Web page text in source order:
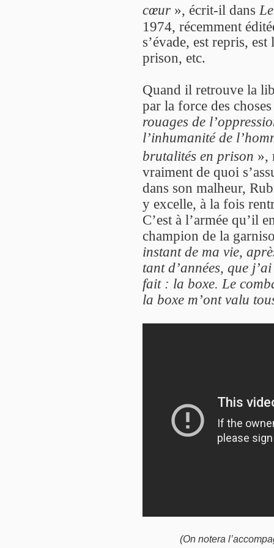
cœur », écrit-il dans
1974, récemment
s’évade, est repris,
prison, etc.
Quand il retrouve la
par la force des
rouages de
l’inhumanité de
brutalités en prison »,
vraiment de quoi
dans son malheur,
y excelle, à la fois
C’est à l’armée qu’il
champion de la
instant de ma vie,
tant d’années, que
fait : la boxe. Le
la boxe m’ont valu
(On notera